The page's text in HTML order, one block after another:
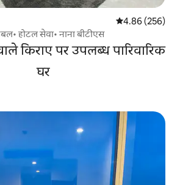
औसत रेटिंग 5 में से
4.86 (256)
होटल सेवा• नाना बीटीएस
किराए पर उपलब्ध पारिवारिक
घर